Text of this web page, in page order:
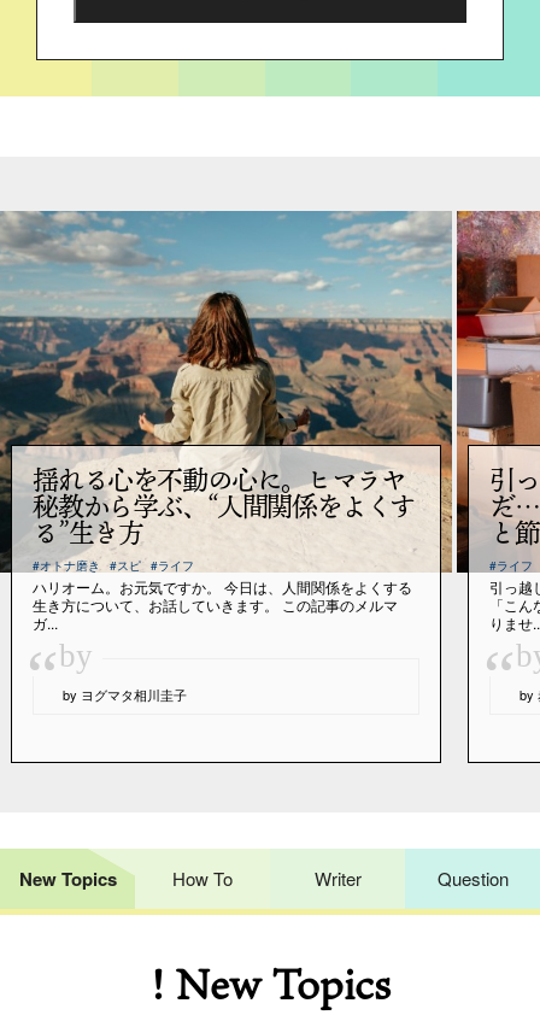
揺れる心を不動の心に。ヒマラヤ
秘教から学ぶ、“人間関係をよくす
る”生き方
#オトナ磨き #スピ #ライフ
ハリオーム。お元気ですか。 今日は、人間関係をよくする
生き方について、お話していきます。 この記事のメルマ
ガ...
“by
by ヨグマタ相川圭子
引
だ…
と
#ライフ
引っ越
「こ
りませ
“ by
New Topics How To Writer Question
! New Topics